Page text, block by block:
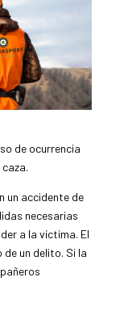
de ocurrencia
un accidente de
necesarias
a la víctima. El
un delito. Si la